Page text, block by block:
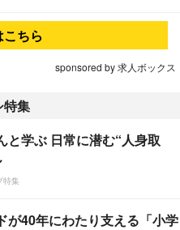
ちら
sponsored by 求人ボックス
特集
と学ぶ 日常に潜む“人身取
特集
が40年にわたり支える「小学